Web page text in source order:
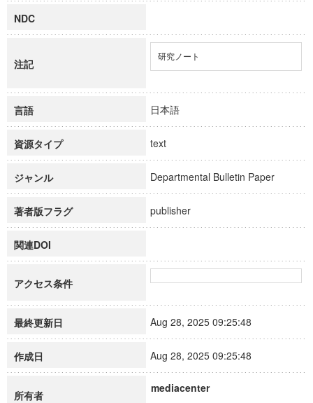
NDC
注記
研究ノート
言語 日本語
資源タイプ text
ジャンル Departmental Bulletin Paper
著者版フラグ publisher
関連DOI
アクセス条件
最終更新日 Aug 28, 2025 09:25:48
作成日 Aug 28, 2025 09:25:48
所有者
mediacenter